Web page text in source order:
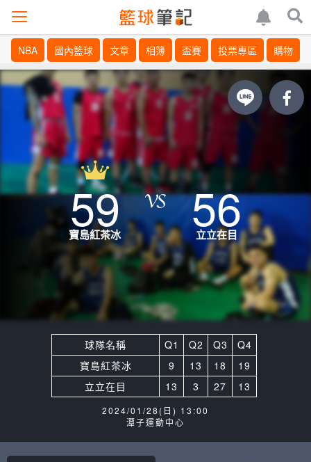
NBA 國內籃球 文章 相簿 盃賽 投票專區 購物
59
寶島紅茶冰 56
立立在目
球隊名稱 Q1 Q2 Q3
Q4
寶島紅茶冰
9 13 18
19
立立在目
13 3 27 13
2024/01/28(日) 13:00
潭子運動中心